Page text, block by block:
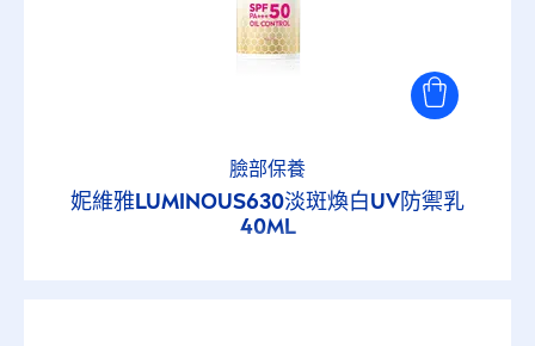
臉部保養
妮維雅LUMINOUS630淡斑煥白UV防禦乳
40ML